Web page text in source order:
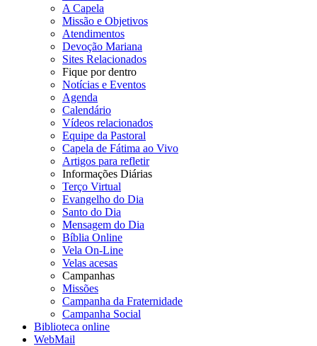
A Capela
Missão e Objetivos
Atendimentos
Devoção Mariana
Sites Relacionados
Fique por dentro
Notícias e Eventos
Agenda
Calendário
Vídeos relacionados
Equipe da Pastoral
Capela de Fátima ao Vivo
Artigos para refletir
Informações Diárias
Terço Virtual
Evangelho do Dia
Santo do Dia
Mensagem do Dia
Bíblia Online
Vela On-Line
Velas acesas
Campanhas
Missões
Campanha da Fraternidade
Campanha Social
Biblioteca online
WebMail